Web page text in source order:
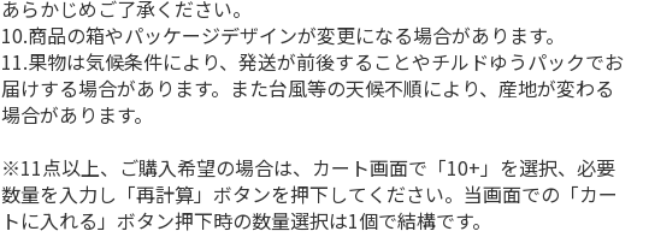
あらかじめご了承ください。
10.商品の箱やパッケージデザインが変更になる場合があります。
11.果物は気候条件により、発送が前後することやチルドゆうパックでお
届けする場合があります。また台風等の天候不順により、産地が変わる
場合があります。
※11点以上、ご購入希望の場合は、カート画面で「10+」を選択、必要
数量を入力し「再計算」ボタンを押下してください。当画面での「カー
トに入れる」ボタン押下時の数量選択は1個で結構です。